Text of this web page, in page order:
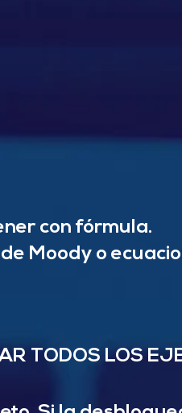
con fórmula.
Moody o
TODOS LOS